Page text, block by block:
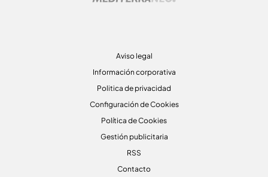
Aviso legal
Información corporativa
Politica de privacidad
Configuración de Cookies
Política de Cookies
Gestión publicitaria
RSS
Contacto